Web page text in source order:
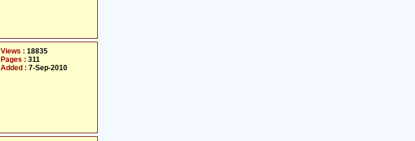
Views : 18835
Pages : 311
Added : 7-Sep-2010